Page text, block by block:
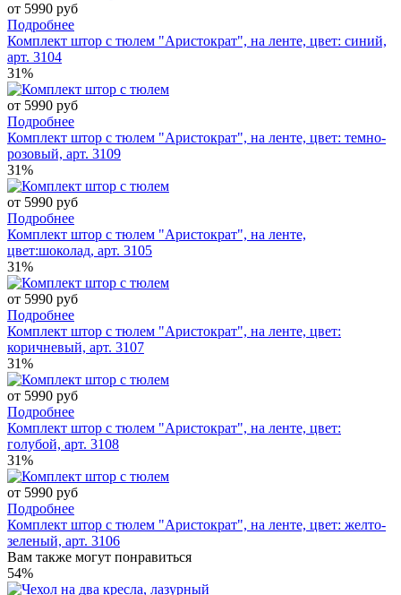
от 5990 руб
Подробнее
Комплект штор с тюлем "Аристократ", на ленте, цвет: синий,
арт. 3104
31%
от 5990 руб
Подробнее
Комплект штор с тюлем "Аристократ", на ленте, цвет: темно-
розовый, арт. 3109
31%
от 5990 руб
Подробнее
Комплект штор с тюлем "Аристократ", на ленте,
цвет:шоколад, арт. 3105
31%
от 5990 руб
Подробнее
Комплект штор с тюлем "Аристократ", на ленте, цвет:
коричневый, арт. 3107
31%
от 5990 руб
Подробнее
Комплект штор с тюлем "Аристократ", на ленте, цвет:
голубой, арт. 3108
31%
от 5990 руб
Подробнее
Комплект штор с тюлем "Аристократ", на ленте, цвет: желто-
зеленый, арт. 3106
Вам также могут понравиться
54%